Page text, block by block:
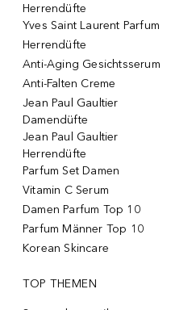
Herrendüfte
Yves Saint Laurent Parfum
Herrendüfte
Anti-Aging Gesichtsserum
Anti-Falten Creme
Jean Paul Gaultier
Damendüfte
Jean Paul Gaultier
Herrendüfte
Parfum Set Damen
Vitamin C Serum
Damen Parfum Top 10
Parfum Männer Top 10
Korean Skincare
TOP THEMEN